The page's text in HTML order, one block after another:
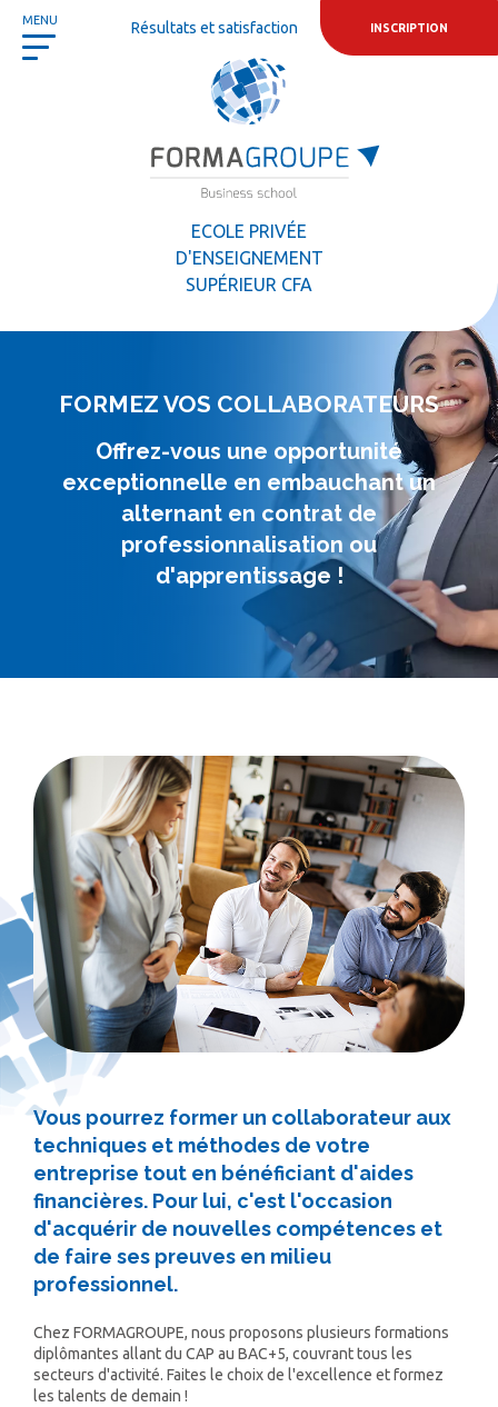
MENU Résultats et satisfaction INSCRIPTION
ECOLE PRIVÉE
D'ENSEIGNEMENT
SUPÉRIEUR CFA
FORMEZ VOS COLLABORATEURS
Offrez-vous une opportunité
exceptionnelle en embauchant un
alternant en contrat de
professionnalisation ou
d'apprentissage !
Vous pourrez former un collaborateur aux
techniques et méthodes de votre
entreprise tout en bénéficiant d'aides
financières. Pour lui, c'est l'occasion
d'acquérir de nouvelles compétences et
de faire ses preuves en milieu
professionnel.
Chez FORMAGROUPE, nous proposons plusieurs formations
diplômantes allant du CAP au BAC+5, couvrant tous les
secteurs d'activité. Faites le choix de l'excellence et formez
les talents de demain !